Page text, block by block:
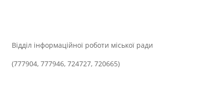
Відділ інформаційної роботи міської ради
(777904, 777946, 724727, 720665)